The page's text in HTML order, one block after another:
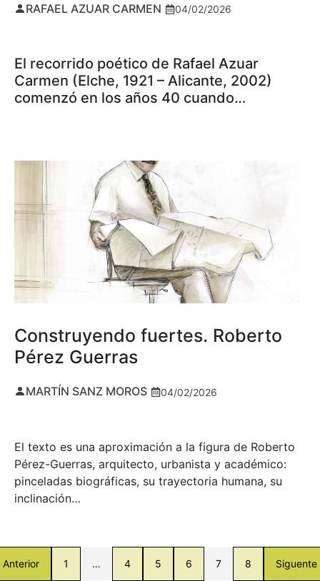
RAFAEL AZUAR CARMEN 04/02/2026
El recorrido poético de Rafael Azuar
Carmen (Elche, 1921 – Alicante, 2002)
comenzó en los años 40 cuando…
Construyendo fuertes. Roberto
Pérez Guerras
MARTÍN SANZ MOROS 04/02/2026
El texto es una aproximación a la figura de Roberto
Pérez-Guerras, arquitecto, urbanista y académico:
pinceladas biográficas, su trayectoria humana, su
inclinación…
Anterior 1 … 4 5 6 7 8 Siguente